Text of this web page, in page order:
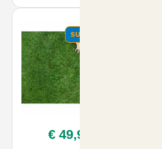
SUMMER
€ 49,90